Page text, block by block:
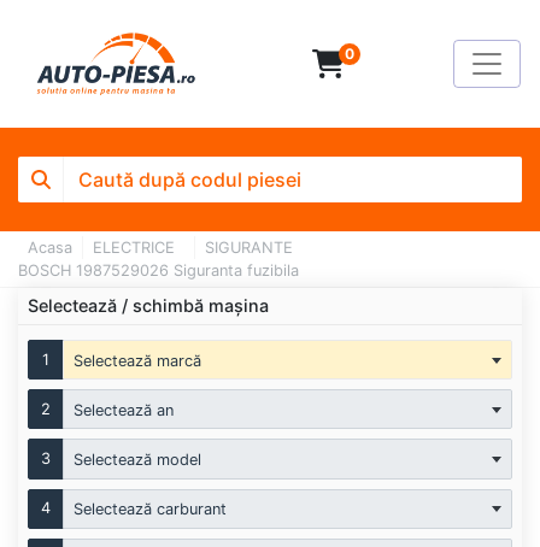
0
Acasa ELECTRICE
SIGURANTE
BOSCH 1987529026 Siguranta fuzibila
Selectează / schimbă mașina
1 Selectează marcă
2 Selectează an
3 Selectează model
4 Selectează carburant